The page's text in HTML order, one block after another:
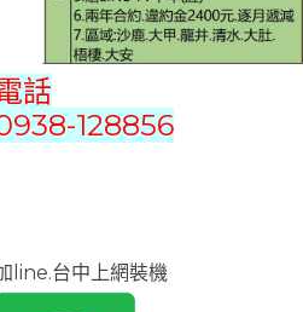
話
128856
line.台中上網裝機